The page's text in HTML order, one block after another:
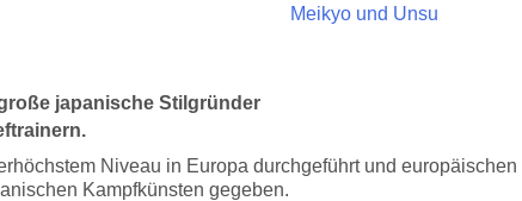
japanische Stilgründer
Niveau in Europa durchgeführt und europäischen
Kampfkünsten gegeben.